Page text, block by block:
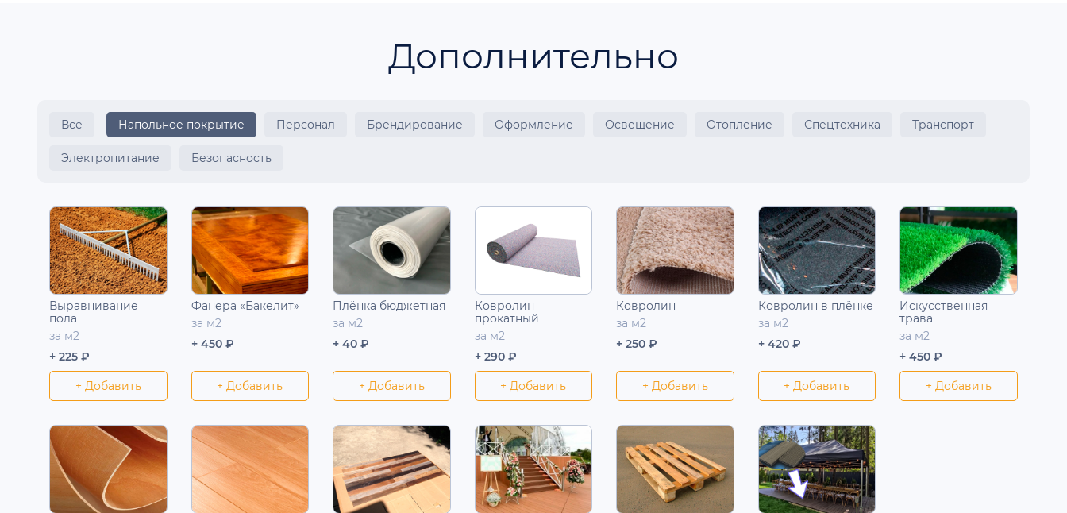
Дополнительно
Все Напольное покрытие Персонал Брендирование Оформление Освещение Отопление Спецтехника Транспорт
Электропитание Безопасность
Выравнивание
пола
за м2
+ 225 ₽
+ Добавить
Фанера «Бакелит»
за м2
+ 450 ₽
+ Добавить
Плёнка бюджетная
за м2
+ 40 ₽
+ Добавить
Ковролин
прокатный
за м2
+ 290 ₽
+ Добавить
Ковролин
за м2
+ 250 ₽
+ Добавить
Ковролин в плёнке
за м2
+ 420 ₽
+ Добавить
Искусственная
трава
за м2
+ 450 ₽
+ Добавить